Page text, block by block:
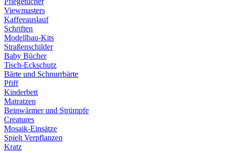
Viewmasters
Kaffeeauslauf
Schriften
Modellbau-Kits
Straßenschilder
Baby Bücher
Tisch-Eckschutz
Bärte und Schnurrbärte
Pfiff
Kinderbett
Matratzen
Beinwärmer und Strümpfe
Creatures
Mosaik-Einsätze
Spielt Verpflanzen
Kratz